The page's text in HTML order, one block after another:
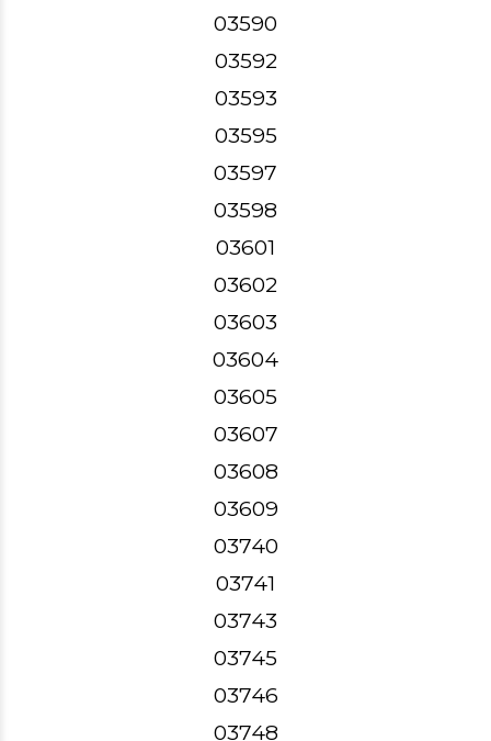
03590
03592
03593
03595
03597
03598
03601
03602
03603
03604
03605
03607
03608
03609
03740
03741
03743
03745
03746
03748